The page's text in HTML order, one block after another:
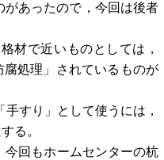
あったので，今回は後者
材で近いものとしては，
腐処理」されているものが
すり」として使うには，
る。
今回もホームセンターの杭